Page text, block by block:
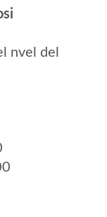
nvel del